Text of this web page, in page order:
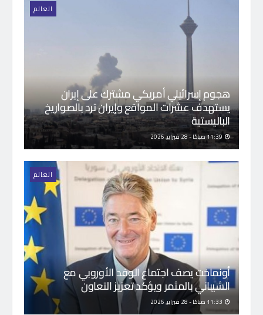
العالم
هجوم إسرائيلي أمريكي مشترك على إيران
يستهدف عشرات المواقع وإيران ترد بالصواريخ
الباليستية
العالم
أونماخت يصف اجتماع الوفد الأوروبي مع
الشيباني بالمثمر ويؤكد تعزيز التعاون